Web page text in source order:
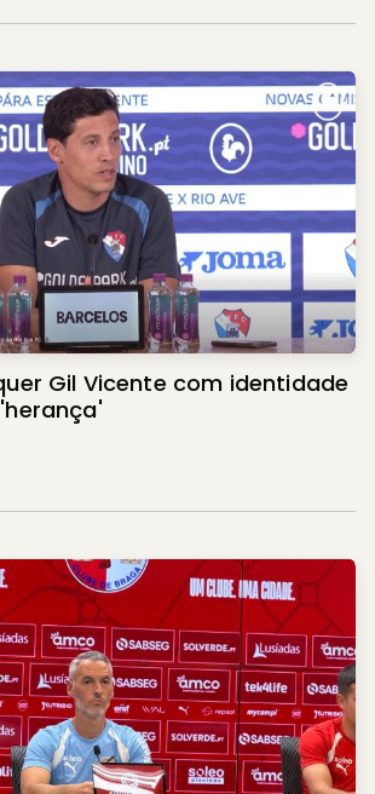
Gil Vicente com identidade